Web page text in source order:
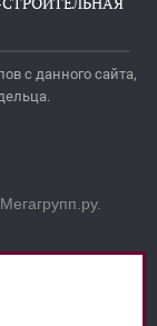
с данного сайта,